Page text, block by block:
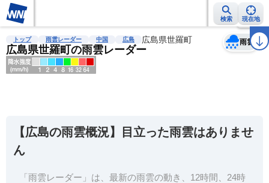
検索 現在地
雨雲レーダー 台風情報 地震情報 警報・注意報 2週間天気 ラ
トップ 雨雲レーダー 中国 広島 広島県世羅町
広島県世羅町の雨雲レーダー
雨雲
天気 台風
【広島の雨雲概況】目立った雨雲はありませ
ん
「雨雲レーダー」は、最新の雨雲の動き、12時間、24時